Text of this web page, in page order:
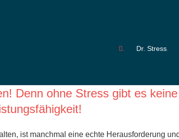
Dr. Stress
Sabine Schonert-
Denn ohne Stress gibt es
ist manchmal eine echte Herausforderung